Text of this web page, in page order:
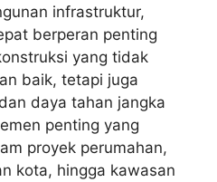
infrastruktur,
berperan penting
yang tidak
baik, tetapi juga
daya tahan jangka
penting yang
proyek perumahan,
kota, hingga kawasan